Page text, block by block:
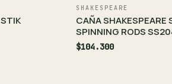
SHAKESPEARE
CAÑA SHAKESPEARE
SPINNING RODS
$104.300